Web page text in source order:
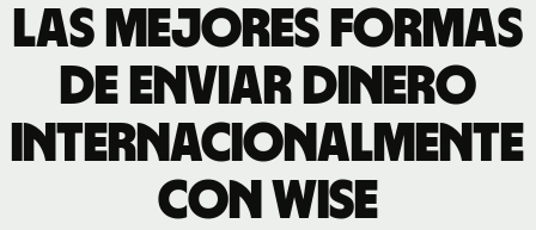
Las mejores formas
de enviar dinero
internacionalmente
con Wise